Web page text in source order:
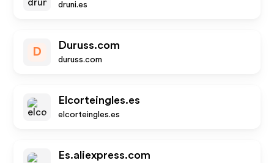
druni.es
D
Duruss.com
duruss.com
Elcorteingles.es
elcorteingles.es
Es.aliexpress.com